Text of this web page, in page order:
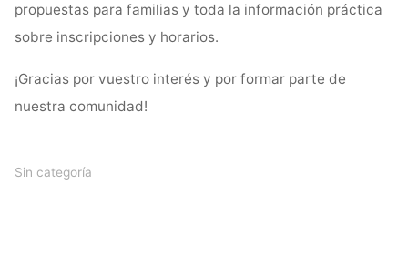
propuestas para familias y toda la información práctica
sobre inscripciones y horarios.
¡Gracias por vuestro interés y por formar parte de
nuestra comunidad!
Sin categoría